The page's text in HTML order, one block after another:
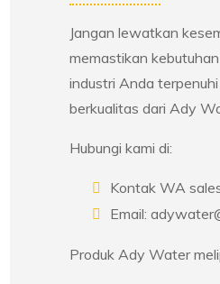
Jangan lewatkan
memastikan
industri Anda
berkualitas dari Ady
Hubungi kami di:
Kontak WA
Email:
Produk Ady Water